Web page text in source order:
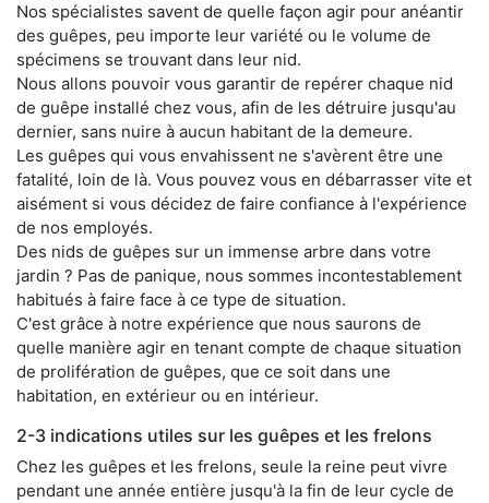
Nos spécialistes savent de quelle façon agir pour anéantir
des guêpes, peu importe leur variété ou le volume de
spécimens se trouvant dans leur nid.
Nous allons pouvoir vous garantir de repérer chaque nid
de guêpe installé chez vous, afin de les détruire jusqu'au
dernier, sans nuire à aucun habitant de la demeure.
Les guêpes qui vous envahissent ne s'avèrent être une
fatalité, loin de là. Vous pouvez vous en débarrasser vite et
aisément si vous décidez de faire confiance à l'expérience
de nos employés.
Des nids de guêpes sur un immense arbre dans votre
jardin ? Pas de panique, nous sommes incontestablement
habitués à faire face à ce type de situation.
C'est grâce à notre expérience que nous saurons de
quelle manière agir en tenant compte de chaque situation
de prolifération de guêpes, que ce soit dans une
habitation, en extérieur ou en intérieur.
2-3 indications utiles sur les guêpes et les frelons
Chez les guêpes et les frelons, seule la reine peut vivre
pendant une année entière jusqu'à la fin de leur cycle de